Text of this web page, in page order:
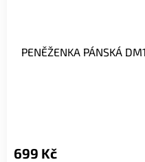
PENĚŽENKA PÁNSKÁ
699 Kč